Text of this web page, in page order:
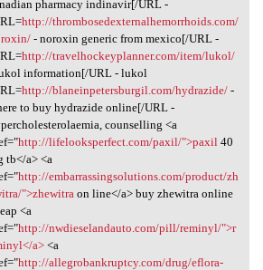
pharmacy indinavir[/URL -
http://thrombosedexternalhemorrhoids.com/
- noroxin generic from mexico[/URL -
http://travelhockeyplanner.com/item/lukol/
information[/URL - lukol
http://blaneinpetersburgil.com/hydrazide/-
to buy hydrazide online[/URL -
counselling <a
http://lifelooksperfect.com/paxil/">paxil 40
tb</a> <a
http://embarrassingsolutions.com/product/zh
">zhewitra on line</a> buy zhewitra online
<a
http://nwdieselandauto.com/pill/reminyl/">r
a><a
http://allegrobankruptcy.com/drug/eflora-